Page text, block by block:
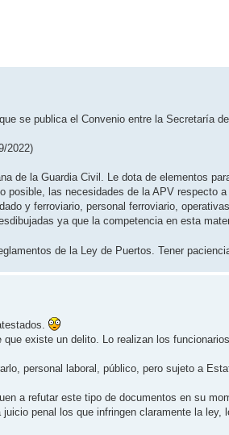
se publica el Convenio entre la Secretaría
2022)
de la Guardia Civil. Le dota de elementos
posible, las necesidades de la APV respecto
y ferroviario, personal ferroviario,
ya que la competencia en esta
de la Ley de Puertos. Tener
existe un delito. Lo realizan los
personal laboral, público, pero sujeto a
a refutar este tipo de documentos en su
penal los que infringen claramente la ley,